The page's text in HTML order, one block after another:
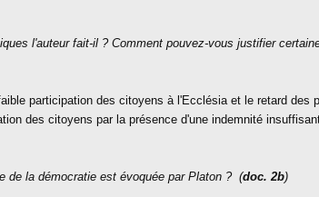
l'auteur fait-il ? Comment pouvez-vous justifier
participation des citoyens à l'Ecclésia et le retard des
des citoyens par la présence d'une indemnité
de la démocratie est évoquée par Platon ? (doc. 2b)